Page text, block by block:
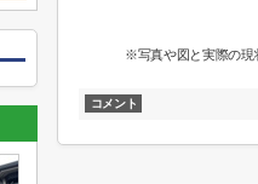
※写真や図と実際の現
コメント